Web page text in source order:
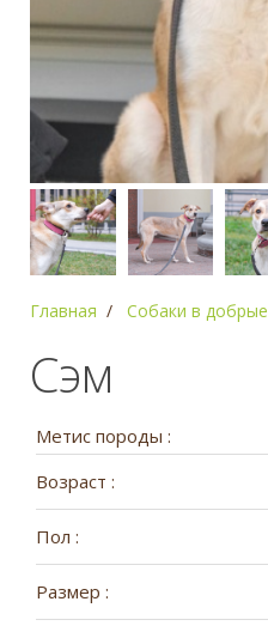
Главная Собаки в добрые
Сэм
Метис породы :
Возраст :
Пол :
Размер :